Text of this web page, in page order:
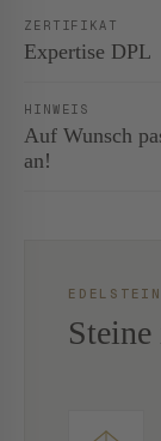
ZERTIFIKAT
Expertise DPL
HINWEIS
Auf Wunsch
an!